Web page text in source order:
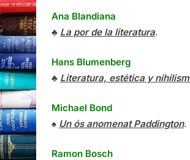
Ana Blandiana
♣ La por de la literatura.
Hans Blumenberg
♣ Literatura, estética y
Michael Bond
♠ Un ós anomenat Paddington.
Ramon Bosch